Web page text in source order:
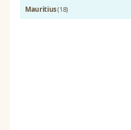
Mauritius(18)